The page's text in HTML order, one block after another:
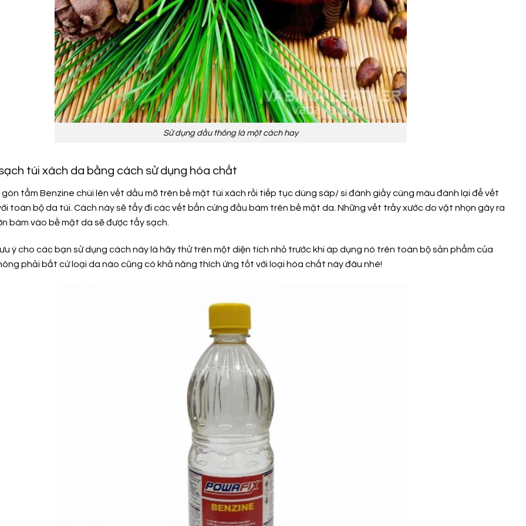
Sử dụng dầu thông là một cách hay
túi xách da bằng cách sử dụng hóa chất
tẩm Benzine chùi lên vết dầu mỡ trên bề mặt túi xách rồi tiếp tục dùng sáp/ si đánh giầy cùng màu đánh lại để vết
toàn bộ da túi. Cách này sẽ tẩy đi các vết bẩn cứng đầu bám trên bề mặt da. Những vết trầy xước do vật nhọn gây ra
bám vào bề mặt da sẽ được tẩy sạch.
ý cho các bạn sử dụng cách này là hãy thử trên một diện tích nhỏ trước khi áp dụng nó trên toàn bộ sản phẩm của
phải bất cứ loại da nào cũng có khả năng thích ứng tốt với loại hóa chất này đâu nhé!